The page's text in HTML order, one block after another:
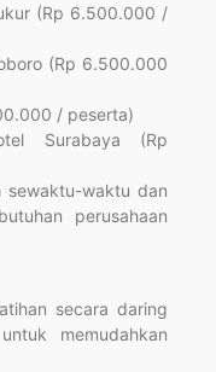
(Rp 6.500.000 /
(Rp 6.500.000
/ peserta)
Surabaya (Rp
waktu dan
perusahaan
secara daring
memudahkan